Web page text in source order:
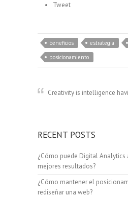
Tweet
beneficios estrategia
posicionamiento
Creativity is intelligence
RECENT POSTS
¿Cómo puede Digital Analytics
mejores resultados?
¿Cómo mantener el
rediseñar una web?